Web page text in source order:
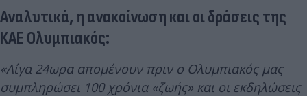
Αναλυτικά, η ανακοίνωση και οι δράσεις της
ΚΑΕ Ολυμπιακός:
«Λίγα 24ωρα απομένουν πριν ο Ολυμπιακός μας
συμπληρώσει 100 χρόνια «ζωής» και οι εκδηλώσεις